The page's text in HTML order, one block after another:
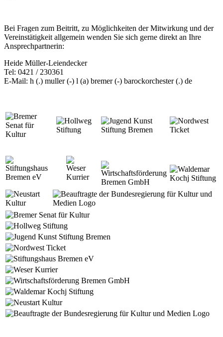
Bei Fra­gen zum Bei­tritt, zu Mög­lich­kei­ten der Mit­wir­kung und der
Ver­eins­tä­tig­keit all­ge­mein wen­den Sie sich ger­ne direkt an Ihre
Ansprech­part­ne­rin:
Hei­de Mül­ler-Lei­en­de­cker
Tel: 0421 / 230361
E-Mail: h (.) mull­er (-) l (a) bre­mer (-) barock­or­ches­ter (.) de